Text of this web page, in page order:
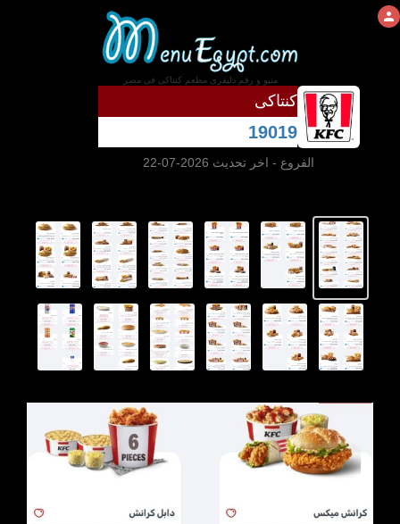
منيو و رقم دليفرى مطعم كنتاكى فى مصر
كنتاكى
19019
الفروع - اخر تحديث 2026-07-22